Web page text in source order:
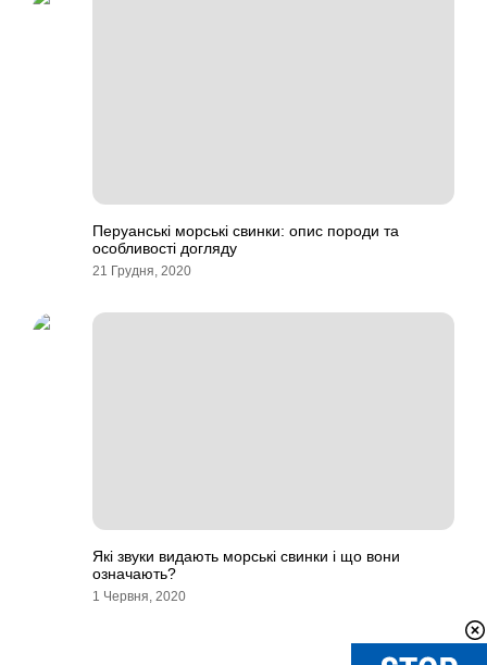
Перуанські морські свинки: опис породи та
особливості догляду
21 Грудня, 2020
Які звуки видають морські свинки і що вони
означають?
1 Червня, 2020